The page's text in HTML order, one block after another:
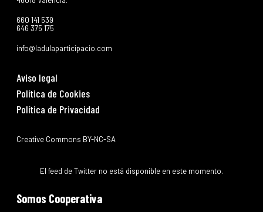
660 141 539
646 375 175
info@ladulaparticipacio.com
Aviso legal
Política de Cookies
Política de Privacidad
Creative Commons BY-NC-SA
El feed de Twitter no está disponible en este momento.
Somos Cooperativa